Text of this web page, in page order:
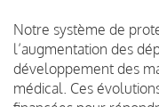
Notre système de
l’augmentation des
développement des
médical. Ces